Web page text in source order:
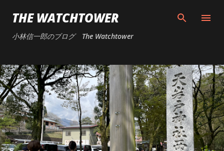
スキップしてメイン コンテンツに移動
THE WATCHTOWER
小林信一郎のブログ The Watchtower